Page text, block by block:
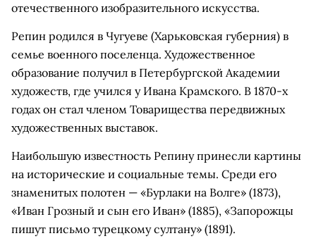
отечественного изобразительного искусства.
Репин родился в Чугуеве (Харьковская губерния) в
семье военного поселенца. Художественное
образование получил в Петербургской Академии
художеств, где учился у Ивана Крамского. В 1870-х
годах он стал членом Товарищества передвижных
художественных выставок.
Наибольшую известность Репину принесли картины
на исторические и социальные темы. Среди его
знаменитых полотен — «Бурлаки на Волге» (1873),
«Иван Грозный и сын его Иван» (1885), «Запорожцы
пишут письмо турецкому султану» (1891).